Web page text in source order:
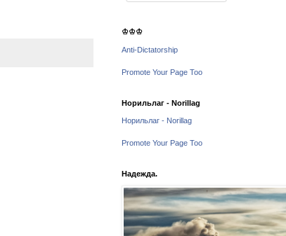
♔♔♔
Anti-Dictatorship
Promote Your Page Too
Норильлаг - Norillag
Норильлаг - Norillag
Promote Your Page Too
Надежда.